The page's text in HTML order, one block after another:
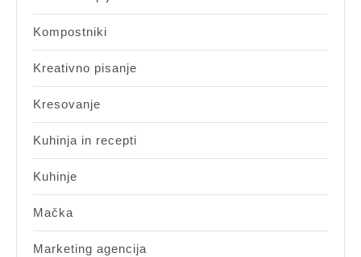
Kompostniki
Kreativno pisanje
Kresovanje
Kuhinja in recepti
Kuhinje
Mačka
Marketing agencija